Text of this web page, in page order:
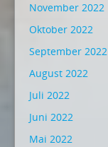
November 2022
Oktober 2022
September 2022
August 2022
Juli 2022
Juni 2022
Mai 2022